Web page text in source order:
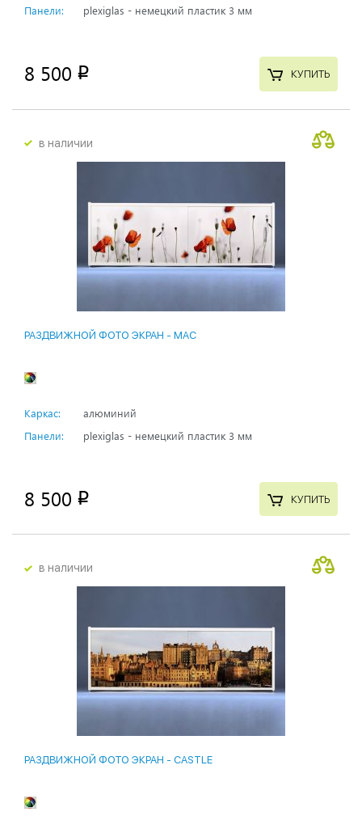
Панели: plexiglas - немецкий пластик 3 мм
8 500 p КУПИТЬ
в наличии
РАЗДВИЖНОЙ ФОТО ЭКРАН - MAC
Каркас:
алюминий
Панели:
plexiglas - немецкий пластик 3 мм
8 500 p КУПИТЬ
в наличии
РАЗДВИЖНОЙ ФОТО ЭКРАН - СASTLE